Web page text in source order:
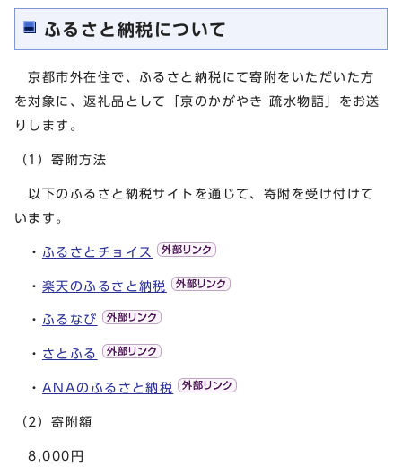
ふるさと納税について
京都市外在住で、ふるさと納税にて寄附をいただいた方
を対象に、返礼品として「京のかがやき 疏水物語」をお送
りします。
（1）寄附方法
以下のふるさと納税サイトを通じて、寄附を受け付けて
います。
・ ふるさとチョイス
・ 楽天のふるさと納税
・ ふるなび
・ さとふる
・ ANAのふるさと納税
（2）寄附額
8,000円